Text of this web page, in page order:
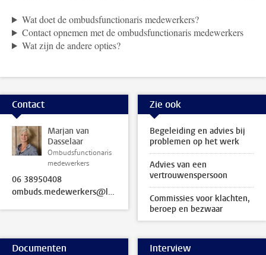
Wat doet de ombudsfunctionaris medewerkers?
Contact opnemen met de ombudsfunctionaris medewerkers
Wat zijn de andere opties?
Contact
Marjan van
Dasselaar
Ombudsfunctionaris
medewerkers
06 38950408
ombuds.medewerkers@leidenuniv.nl
Zie ook
Begeleiding en advies bij
problemen op het werk
Advies van een
vertrouwenspersoon
Commissies voor klachten,
beroep en bezwaar
Documenten Interview